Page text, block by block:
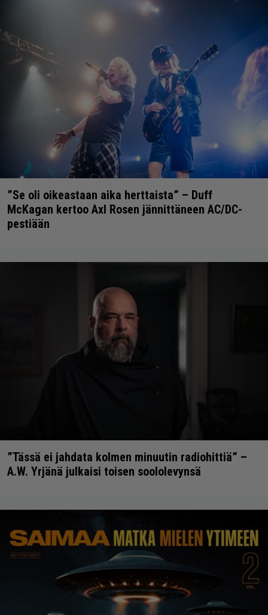
”Se oli oikeastaan aika herttaista” – Duff
McKagan kertoo Axl Rosen jännittäneen AC/DC-
pestiään
”Tässä ei jahdata kolmen minuutin radiohittiä” –
A.W. Yrjänä julkaisi toisen soololevynsä